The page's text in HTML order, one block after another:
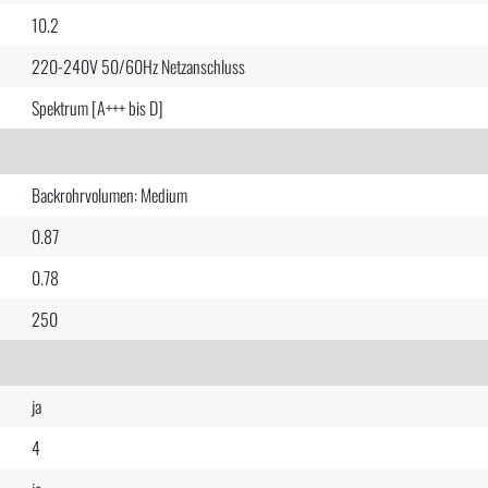
10.2
220-240V 50/60Hz Netzanschluss
Spektrum [A+++ bis D]
Backrohrvolumen: Medium
0.87
0.78
250
ja
4